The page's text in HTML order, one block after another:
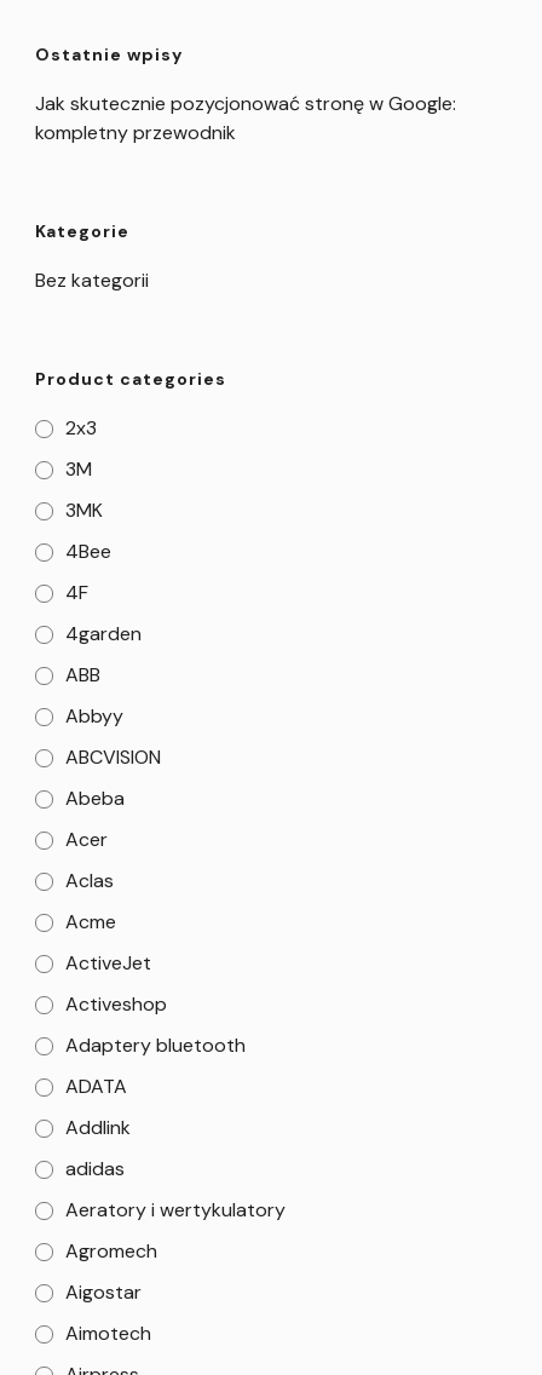
Ostatnie wpisy
Jak skutecznie pozycjonować stronę w Google:
kompletny przewodnik
Kategorie
Bez kategorii
Product categories
2x3
3M
3MK
4Bee
4F
4garden
ABB
Abbyy
ABCVISION
Abeba
Acer
Aclas
Acme
ActiveJet
Activeshop
Adaptery bluetooth
ADATA
Addlink
adidas
Aeratory i wertykulatory
Agromech
Aigostar
Aimotech